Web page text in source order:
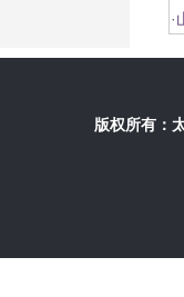
·
版权所有：